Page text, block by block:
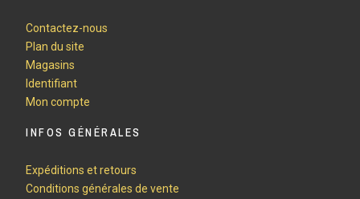
Contactez-nous
Plan du site
Magasins
Identifiant
Mon compte
INFOS GÉNÉRALES
Expéditions et retours
Conditions générales de vente